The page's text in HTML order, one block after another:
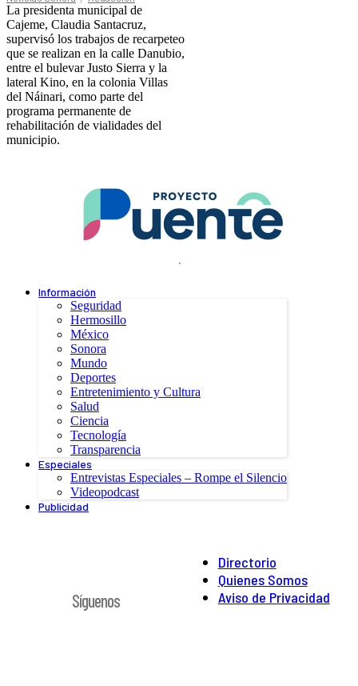
La presidenta municipal de
Cajeme, Claudia Santacruz,
supervisó los trabajos de recarpeteo
que se realizan en la calle Danubio,
entre el bulevar Justo Sierra y la
lateral Kino, en la colonia Villas
del Náinari, como parte del
programa permanente de
rehabilitación de vialidades del
municipio.
.
Información
Seguridad
Hermosillo
México
Sonora
Mundo
Deportes
Entretenimiento y Cultura
Salud
Ciencia
Tecnología
Transparencia
Especiales
Entrevistas Especiales – Rompe el Silencio
Videopodcast
Publicidad
Directorio
Quienes Somos
Aviso de Privacidad
Síguenos